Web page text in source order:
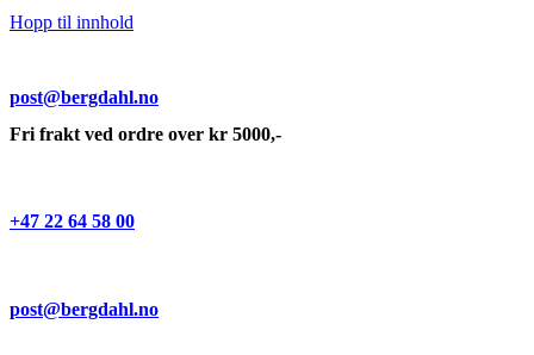
Hopp til innhold
post@bergdahl.no
Fri frakt ved ordre over kr 5000,-
+47 22 64 58 00
post@bergdahl.no